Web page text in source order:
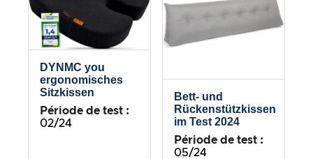
DYNMC you
ergonomisches
Sitzkissen
Période de test :
02/24
Bett- und
Rückenstützkissen
im Test 2024
Période de test :
05/24